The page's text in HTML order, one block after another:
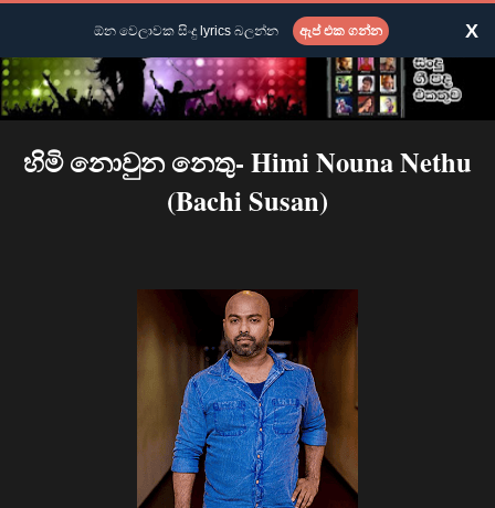
හිමි නොවුන නෙතු- Himi Nouna Nethu
(Bachi Susan)
ඕන වෙලාවක සිංදු lyrics බලන්න ඇප් එක ගන්න X